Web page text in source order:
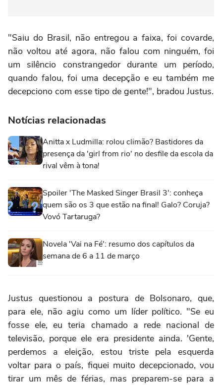
"Saiu do Brasil, não entregou a faixa, foi covarde,
não voltou até agora, não falou com ninguém, foi
um silêncio constrangedor durante um período,
quando falou, foi uma decepção e eu também me
decepciono com esse tipo de gente!", bradou Justus.
Notícias relacionadas
Anitta x Ludmilla: rolou climão? Bastidores da
presença da 'girl from rio' no desfile da escola da
rival vêm à tona!
Spoiler 'The Masked Singer Brasil 3': conheça
quem são os 3 que estão na final! Galo? Coruja?
Vovó Tartaruga?
Novela 'Vai na Fé': resumo dos capítulos da
semana de 6 a 11 de março
Justus questionou a postura de Bolsonaro, que,
para ele, não agiu como um líder político. "Se eu
fosse ele, eu teria chamado a rede nacional de
televisão, porque ele era presidente ainda. 'Gente,
perdemos a eleição, estou triste pela esquerda
voltar para o país, fiquei muito decepcionado, vou
tirar um mês de férias, mas preparem-se para a